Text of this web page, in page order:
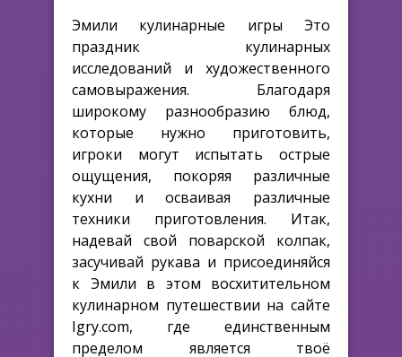
Эмили кулинарные игры Это
праздник кулинарных
исследований и художественного
самовыражения. Благодаря
широкому разнообразию блюд,
которые нужно приготовить,
игроки могут испытать острые
ощущения, покоряя различные
кухни и осваивая различные
техники приготовления. Итак,
надевай свой поварской колпак,
засучивай рукава и присоединяйся
к Эмили в этом восхитительном
кулинарном путешествии на сайте
Igry.com, где единственным
пределом является твоё